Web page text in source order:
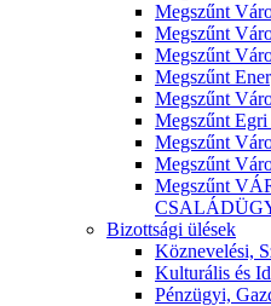
Megszűnt
Megszűnt
Megszűnt
Megszűnt
Megszűnt
Megszűnt
Megszűnt
Megszűnt
Megszűnt
Bizottsági ülések
Köznevelési,
Kulturális és
Pénzügyi,